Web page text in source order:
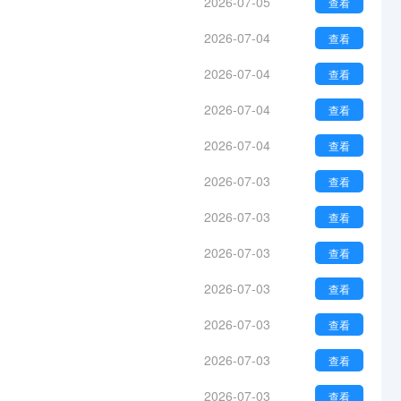
查看
2026-07-04
查看
2026-07-04
查看
2026-07-04
查看
2026-07-04
查看
2026-07-03
查看
2026-07-03
查看
2026-07-03
查看
2026-07-03
查看
2026-07-03
查看
2026-07-03
查看
2026-07-03